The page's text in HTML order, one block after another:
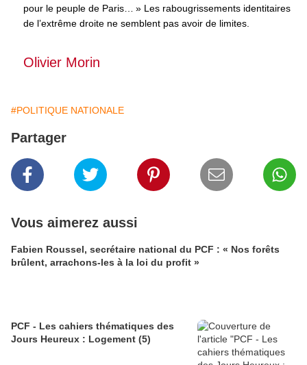
pour le peuple de Paris… » Les rabougrissements identitaires
de l’extrême droite ne semblent pas avoir de limites.
Olivier Morin
#POLITIQUE NATIONALE
Partager
Vous aimerez aussi
Fabien Roussel, secrétaire national du PCF : « Nos forêts
brûlent, arrachons-les à la loi du profit »
PCF - Les cahiers thématiques des
Jours Heureux : Logement (5)